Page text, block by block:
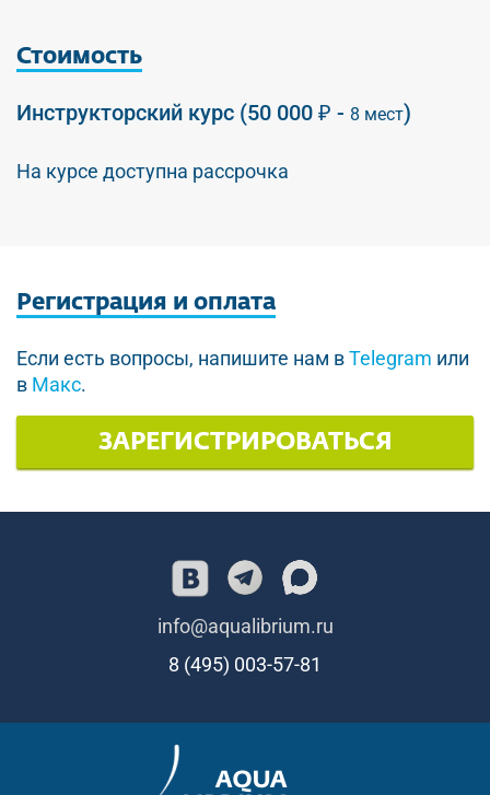
Стоимость
Инструкторский курс (50 000 ₽ - 8 мест)
На курсе доступна рассрочка
Регистрация и оплата
Если есть вопросы, напишите нам вTelegram или
в Макс.
ЗАРЕГИСТРИРОВАТЬСЯ
info@aqualibrium.ru
8 (495) 003-57-81